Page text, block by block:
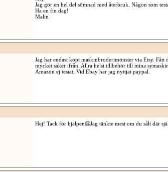
Jag gör en hel del sömnad med återbruk. Någon som
Ha en fin dag!
Malin
Jag har endast köpt maskinbroderimönster via Etsy.
mycket saker ifrån. Allra helst tillbehör till mina
Amazon ej testat. Vid Ebay har jag nyttjat paypal.
Hej! Tack för hjälpen🤗Jag tänkte mest om du sålt där